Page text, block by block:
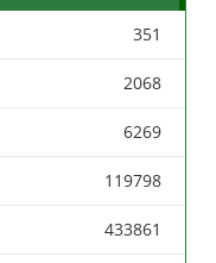
351
2068
6269
119798
433861